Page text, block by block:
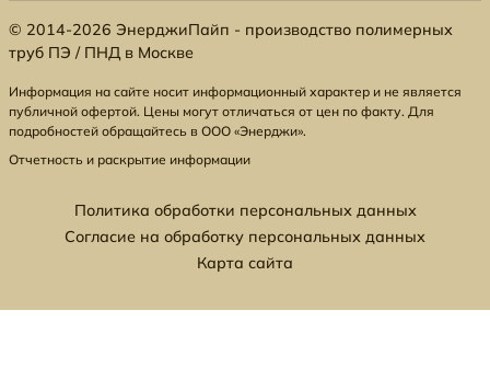
© 2014-2026 ЭнерджиПайп - производство полимерных
труб ПЭ / ПНД в Москве
Информация на сайте носит информационный характер и не является
публичной офертой. Цены могут отличаться от цен по факту. Для
подробностей обращайтесь в ООО «Энерджи».
Отчетность и раскрытие информации
Политика обработки персональных данных
Согласие на обработку персональных данных
Карта сайта